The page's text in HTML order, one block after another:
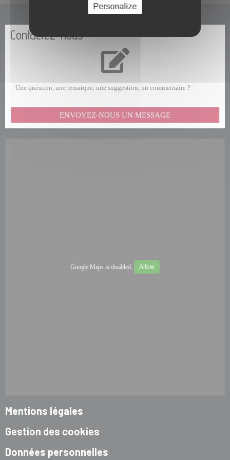
Contactez-nous
Une question, une remarque, une suggestion, un commentaire ?
ENVOYEZ-NOUS UN MESSAGE
Google Maps is disabled. Allow
Mentions légales
Gestion des cookies
Données personnelles
Personalize